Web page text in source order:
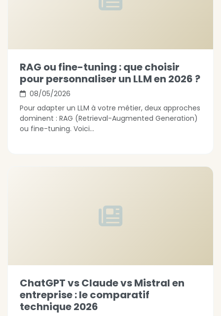
RAG ou fine-tuning : que choisir
pour personnaliser un LLM en 2026 ?
08/05/2026
Pour adapter un LLM à votre métier, deux approches
dominent : RAG (Retrieval-Augmented Generation)
ou fine-tuning. Voici...
ChatGPT vs Claude vs Mistral en
entreprise : le comparatif
technique 2026